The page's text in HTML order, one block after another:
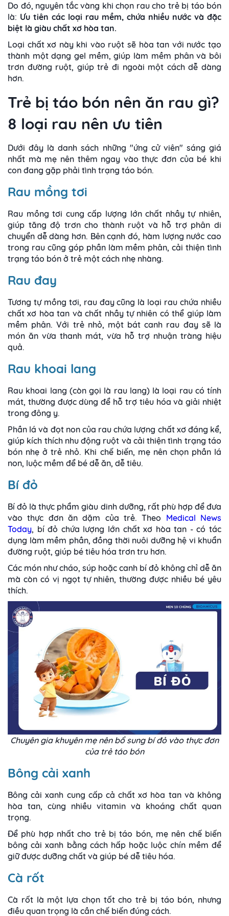
Do đó, nguyên tắc vàng khi chọn rau cho trẻ bị táo bón
là: Ưu tiên các loại rau mềm, chứa nhiều nước và đặc
biệt là giàu chất xơ hòa tan.
Loại chất xơ này khi vào ruột sẽ hòa tan với nước tạo
thành một dạng gel mềm, giúp làm mềm phân và bôi
trơn đường ruột, giúp trẻ đi ngoài một cách dễ dàng
hơn.
Trẻ bị táo bón nên ăn rau gì?
8 loại rau nên ưu tiên
Dưới đây là danh sách những "ứng cử viên" sáng giá
nhất mà mẹ nên thêm ngay vào thực đơn của bé khi
con đang gặp phải tình trạng táo bón.
Rau mồng tơi
Rau mồng tơi cung cấp lượng lớn chất nhầy tự nhiên,
giúp tăng độ trơn cho thành ruột và hỗ trợ phân di
chuyển dễ dàng hơn. Bên cạnh đó, hàm lượng nước cao
trong rau cũng góp phần làm mềm phân, cải thiện tình
trạng táo bón ở trẻ một cách nhẹ nhàng.
Rau đay
Tương tự mồng tơi, rau đay cũng là loại rau chứa nhiều
chất xơ hòa tan và chất nhầy tự nhiên có thể giúp làm
mềm phân. Với trẻ nhỏ, một bát canh rau đay sẽ là
món ăn vừa thanh mát, vừa hỗ trợ nhuận tràng hiệu
quả.
Rau khoai lang
Rau khoai lang (còn gọi là rau lang) là loại rau có tính
mát, thường được dùng để hỗ trợ tiêu hóa và giải nhiệt
trong đông y.
Phần lá và đọt non của rau chứa lượng chất xơ đáng kể,
giúp kích thích nhu động ruột và cải thiện tình trạng táo
bón nhẹ ở trẻ nhỏ. Khi chế biến, mẹ nên chọn phần lá
non, luộc mềm để bé dễ ăn, dễ tiêu.
Bí đỏ
Bí đỏ là thực phẩm giàu dinh dưỡng, rất phù hợp để đưa
vào thực đơn ăn dặm của trẻ. Theo Medical News
Today, bí đỏ chứa lượng lớn chất xơ hòa tan - có tác
dụng làm mềm phần, đồng thời nuôi dưỡng hệ vi khuẩn
đường ruột, giúp bé tiêu hóa trơn tru hơn.
Các món như cháo, súp hoặc canh bí đỏ không chỉ dễ ăn
mà còn có vị ngọt tự nhiên, thường được nhiều bé yêu
thích.
Chuyên gia khuyên mẹ nên bổ sung bí đỏ vào thực đơn
của trẻ táo bón
Bông cải xanh
Bông cải xanh cung cấp cả chất xơ hòa tan và không
hòa tan, cùng nhiều vitamin và khoáng chất quan
trọng.
Để phù hợp nhất cho trẻ bị táo bón, mẹ nên chế biến
bông cải xanh bằng cách hấp hoặc luộc chín mềm để
giữ được dưỡng chất và giúp bé dễ tiêu hóa.
Cà rốt
Cà rốt là một lựa chọn tốt cho trẻ bị táo bón, nhưng
điều quan trọng là cần chế biến đúng cách.